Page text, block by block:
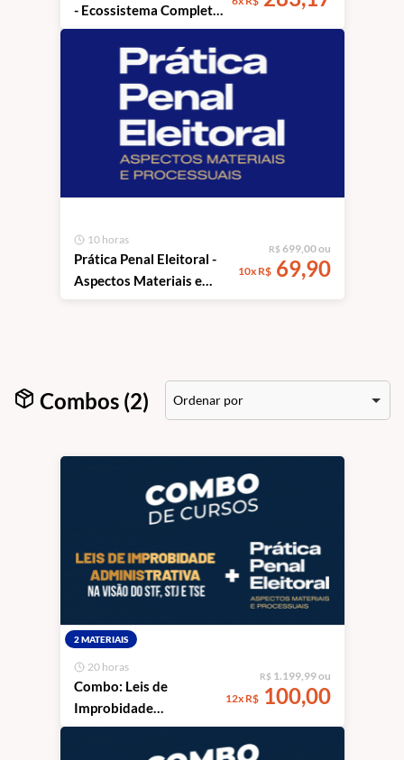
- Ecossistema Completo
de Direito Eleitoral
10 horas
Prática Penal Eleitoral -
Aspectos Materiais e
Processuais
R$ 699,00 ou
10x R$69,90
Combos (2) Ordenar por
2 MATERIAIS
20 horas
Combo: Leis de
Improbidade
Administrativa na
Visão do STF, STJ e TSE
R$ 1.199,99 ou
12x R$100,00